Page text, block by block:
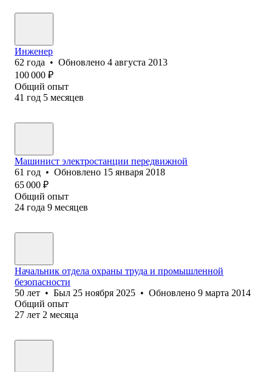
Инженер
62 года • Обновлено 4 августа 2013
100 000 ₽
Общий опыт
41 год 5 месяцев
Машинист электростанции передвижной
61 год • Обновлено 15 января 2018
65 000 ₽
Общий опыт
24 года 9 месяцев
Начальник отдела охраны труда и промышленной
безопасности
50 лет • Был 25 ноября 2025 • Обновлено 9 марта 2014
Общий опыт
27 лет 2 месяца